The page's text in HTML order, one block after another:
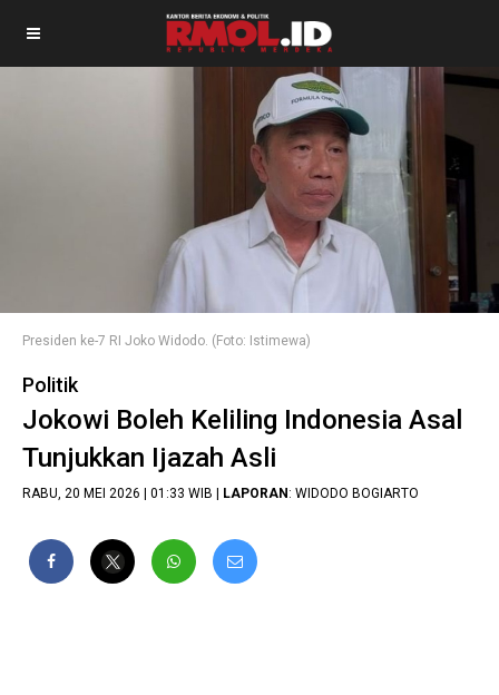
Presiden ke-7 RI Joko Widodo. (Foto: Istimewa)
Politik
Jokowi Boleh Keliling Indonesia Asal
Tunjukkan Ijazah Asli
RABU, 20 MEI 2026 | 01:33 WIB | LAPORAN: WIDODO BOGIARTO